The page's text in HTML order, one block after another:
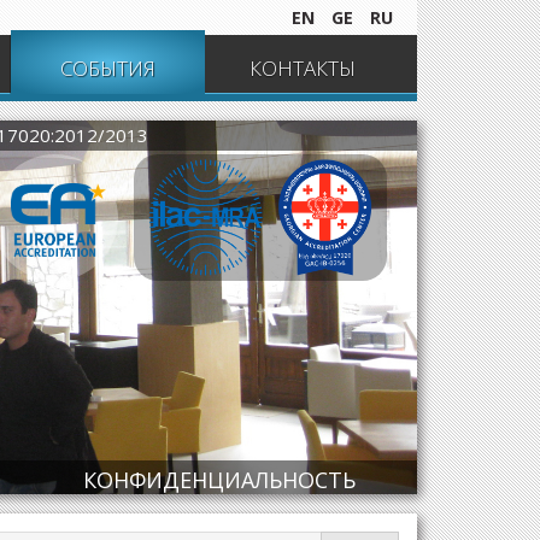
EN GE RU
СОБЫТИЯ КОНТАКТЫ
КОНФИДЕНЦИАЛЬНОСТЬ
2013